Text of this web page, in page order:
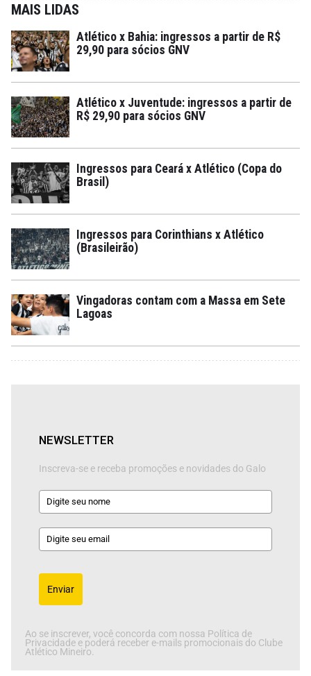
MAIS LIDAS
Atlético x Bahia: ingressos a partir de R$
29,90 para sócios GNV
Atlético x Juventude: ingressos a partir de
R$ 29,90 para sócios GNV
Ingressos para Ceará x Atlético (Copa do
Brasil)
Ingressos para Corinthians x Atlético
(Brasileirão)
Vingadoras contam com a Massa em Sete
Lagoas
NEWSLETTER
Inscreva-se e receba promoções e novidades do Galo
Enviar
Ao se inscrever, você concorda com nossa Política de
Privacidade e poderá receber e-mails promocionais do Clube
Atlético Mineiro.